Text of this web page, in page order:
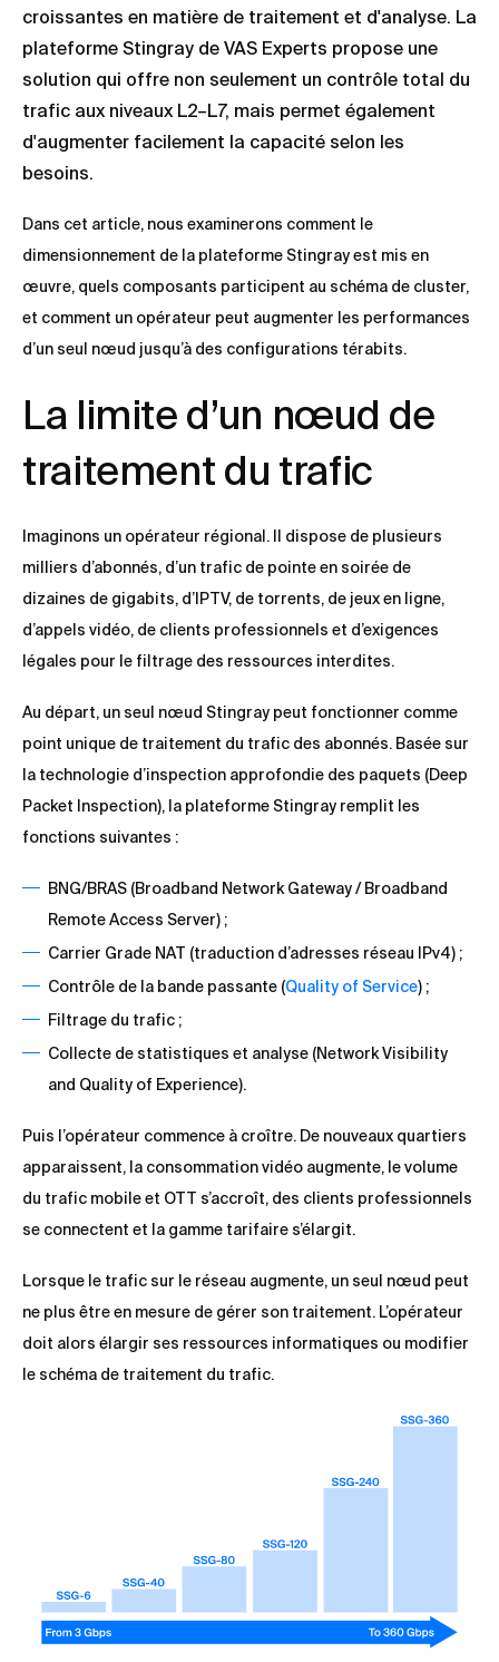
croissantes en matière de traitement et d'analyse. La
plateforme Stingray de VAS Experts propose une
solution qui offre non seulement un contrôle total du
trafic aux niveaux L2–L7, mais permet également
d'augmenter facilement la capacité selon les
besoins.
Dans cet article, nous examinerons comment le
dimensionnement de la plateforme Stingray est mis en
œuvre, quels composants participent au schéma de cluster,
et comment un opérateur peut augmenter les performances
d’un seul nœud jusqu’à des configurations térabits.
La limite d’un nœud de
traitement du trafic
Imaginons un opérateur régional. Il dispose de plusieurs
milliers d’abonnés, d’un trafic de pointe en soirée de
dizaines de gigabits, d’IPTV, de torrents, de jeux en ligne,
d’appels vidéo, de clients professionnels et d’exigences
légales pour le filtrage des ressources interdites.
Au départ, un seul nœud Stingray peut fonctionner comme
point unique de traitement du trafic des abonnés. Basée sur
la technologie d’inspection approfondie des paquets (Deep
Packet Inspection), la plateforme Stingray remplit les
fonctions suivantes :
BNG/BRAS (Broadband Network Gateway / Broadband
Remote Access Server) ;
Carrier Grade NAT (traduction d’adresses réseau IPv4) ;
Contrôle de la bande passante (Quality of Service) ;
Filtrage du trafic ;
Collecte de statistiques et analyse (Network Visibility
and Quality of Experience).
Puis l’opérateur commence à croître. De nouveaux quartiers
apparaissent, la consommation vidéo augmente, le volume
du trafic mobile et OTT s’accroît, des clients professionnels
se connectent et la gamme tarifaire s’élargit.
Lorsque le trafic sur le réseau augmente, un seul nœud peut
ne plus être en mesure de gérer son traitement. L’opérateur
doit alors élargir ses ressources informatiques ou modifier
le schéma de traitement du trafic.